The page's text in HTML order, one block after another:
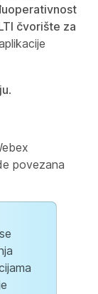
čvorište za
.
povezana